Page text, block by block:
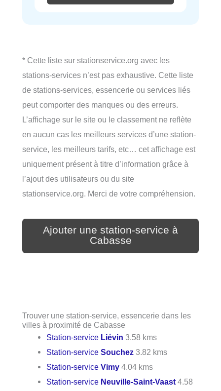
* Cette liste sur stationservice.org avec les
stations-services n’est pas exhaustive. Cette liste
de stations-services, essencerie ou services liés
peut comporter des manques ou des erreurs.
L’affichage sur le site ou le classement ne reflète
en aucun cas les meilleurs services d’une station-
service, les meilleurs tarifs, etc… cet affichage est
uniquement présent à titre d’information grâce à
l’ajout des utilisateurs ou du site
stationservice.org. Merci de votre compréhension.
Ajouter une station-service à
Cabasse
Trouver une station-service, essencerie dans les
villes à proximité de Cabasse
Station-service Liévin 3.58 kms
Station-serviceSouchez 3.82 kms
Station-serviceVimy 4.04 kms
Station-service Neuville-Saint-Vaast 4.58